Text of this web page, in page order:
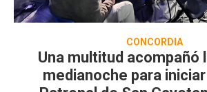
CONCORDIA
Una multitud acompañó
medianoche para